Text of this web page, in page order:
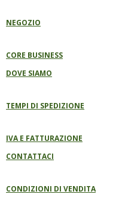
O
K
NEGOZIO
CORE BUSINESS
DOVE SIAMO
TEMPI DI SPEDIZIONE
IVA E FATTURAZIONE
CONTATTACI
CONDIZIONI DI VENDITA